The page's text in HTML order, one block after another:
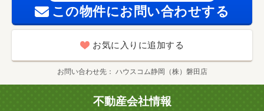
この物件にお問い合わせする
お気に入りに追加する
お問い合わせ先 ハウスコム静岡（株）磐田店
不動産会社情報